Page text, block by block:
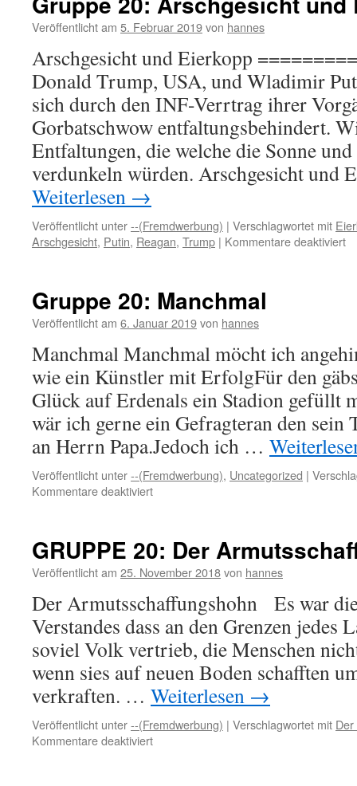
Drachens
grauer
Veröffentlicht am 5. Februar 2019von hannes
Arschgesicht und Eierkopp
Donald Trump, USA, und Wladimir
sich durch den INF-Verrtrag ihrer
Gorbatschwow entfaltungsbehindert.
Entfaltungen, die welche die Sonne
verdunkeln würden. Arschgesicht und
Weiterlesen →
Veröffentlicht unter--(Fremdwerbung) | Verschlagwortet mit
Arschgesicht, Putin, Reagan, Trump | Kommentare deaktiviert
Gruppe 20: Manchmal
Veröffentlicht am 6. Januar 2019von hannes
Manchmal Manchmal möcht ich
wie ein Künstler mit ErfolgFür den
Glück auf Erdenals ein Stadion gefüllt
wär ich gerne ein Gefragteran den sein
an Herrn Papa.Jedoch ich …
Veröffentlicht unter--(Fremdwerbung), Uncategorized |
Kommentare deaktiviertfür
GRUPPE 20: Der
Veröffentlicht am 25. November 2018von hannes
Der Armutsschaffungshohn Es war
Verstandes dass an den Grenzen jedes
soviel Volk vertrieb, die Menschen
wenn sies auf neuen Boden schafften
verkraften. … Weiterlesen →
Veröffentlicht unter--(Fremdwerbung) | Verschlagwortet mit
Kommentare deaktiviertfür